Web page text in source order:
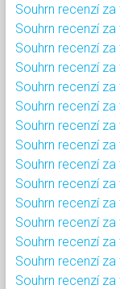
Souhrn recenzí za
Souhrn recenzí za
Souhrn recenzí za
Souhrn recenzí za
Souhrn recenzí za
Souhrn recenzí za
Souhrn recenzí za
Souhrn recenzí za
Souhrn recenzí za
Souhrn recenzí za
Souhrn recenzí za
Souhrn recenzí za
Souhrn recenzí za
Souhrn recenzí za
Souhrn recenzí za